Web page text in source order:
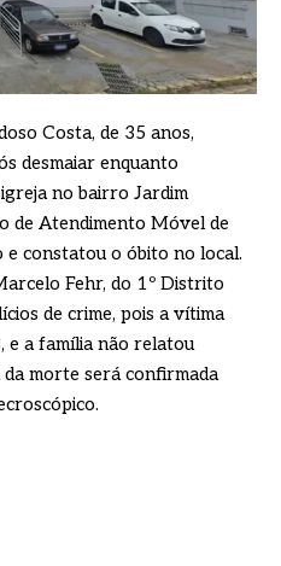
Costa, de 35 anos,
desmaiar enquanto
no bairro Jardim
de Atendimento Móvel de
e constatou o óbito no local.
Fehr, do 1º Distrito
de crime, pois a vítima
e a família não relatou
da morte será confirmada